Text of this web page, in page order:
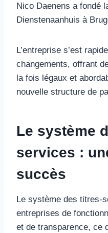
Nico Daenens a fondé
Dienstenaanhuis à
L’entreprise s’est
changements, offrant
la fois légaux et
nouvelle structure de
Le système
services :
succès
Le système des titres-
entreprises de
et de transparence, ce